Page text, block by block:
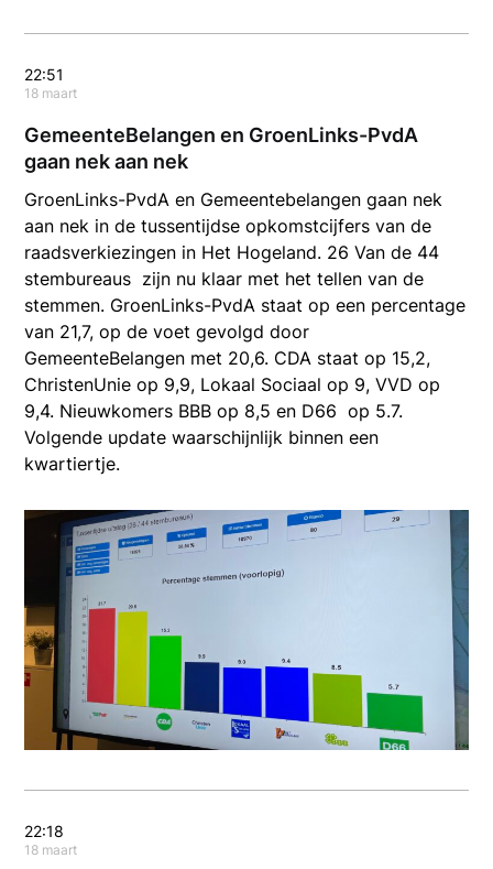
22:51
18 maart
GemeenteBelangen en GroenLinks-PvdA
gaan nek aan nek
GroenLinks-PvdA en Gemeentebelangen gaan nek
aan nek in de tussentijdse opkomstcijfers van de
raadsverkiezingen in Het Hogeland. 26 Van de 44
stembureaus zijn nu klaar met het tellen van de
stemmen. GroenLinks-PvdA staat op een percentage
van 21,7, op de voet gevolgd door
GemeenteBelangen met 20,6. CDA staat op 15,2,
ChristenUnie op 9,9, Lokaal Sociaal op 9, VVD op
9,4. Nieuwkomers BBB op 8,5 en D66 op 5.7.
Volgende update waarschijnlijk binnen een
kwartiertje.
22:18
18 maart